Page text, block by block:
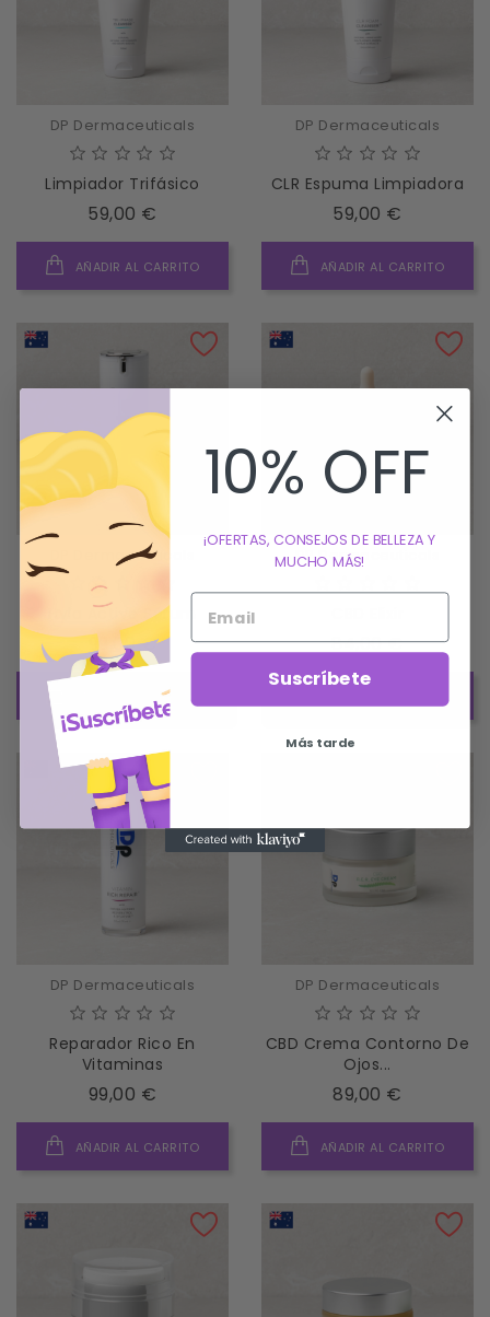
DP Dermaceuticals
Limpiador Trifásico
59,00 €
AÑADIR AL CARRITO
DP Dermaceuticals
CLR Espuma Limpiadora
59,00 €
AÑADIR AL CARRITO
DP Dermaceuticals
Hyla Active Sérum
99,00 €Precio
AÑADIR AL CARRITO
DP Dermaceuticals
84,00 €Precio
DP Dermaceuticals
Reparador Rico En
Vitaminas
99,00 €
AÑADIR AL CARRITO
DP Dermaceuticals
CBD Crema Contorno De
Ojos...
89,00 €
AÑADIR AL CARRITO
10% OFF
¡OFERTAS, CONSEJOS DE BELLEZA Y
MUCHO MÁS!
Suscríbete
Más tarde